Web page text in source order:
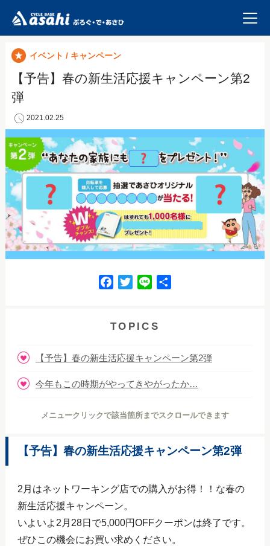
イベント / キャンペーン
【予告】春の新生活応援キャンペーン第2
弾
2021.02.25
e
o
k
t
e
e
TOPICS
【予告】春の新生活応援キャンペーン第2弾
今年もこの時期がやってきやがったか…
メニュークリックで該当箇所までスクロールできます
【予告】春の新生活応援キャンペーン第2弾
2月はネットワーキング店での購入がお得！！な春の
新生活応援キャンペーン。
いよいよ2月28日で5,000円OFFクーポンは終了です。
ぜひこの機会にお買い求めください。